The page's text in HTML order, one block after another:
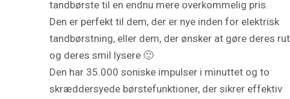
tandbørste til en endnu mere overkommelig pris.
Den er perfekt til dem, der er nye inden for elektrisk
tandbørstning, eller dem, der ønsker at gøre deres
og deres smil lysere 🙂
Den har 35.000 soniske impulser i minuttet og to
skræddersyede børstefunktioner, der sikrer effektiv